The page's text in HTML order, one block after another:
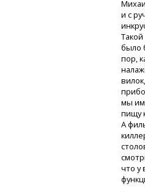
и с
было
пор,
мы
пищу
А
что у